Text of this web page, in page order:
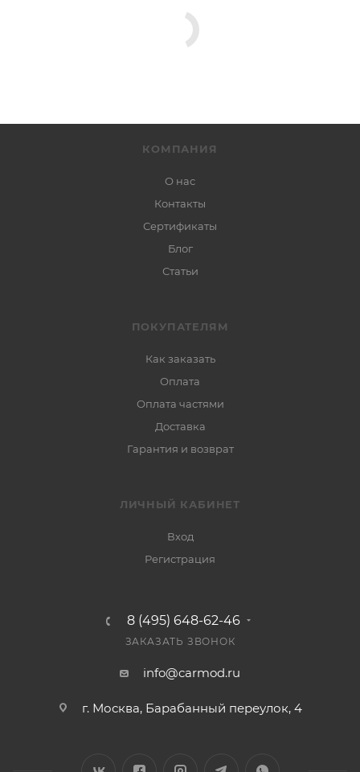
КОМПАНИЯ
О нас
Контакты
Сертификаты
Блог
Статьи
ПОКУПАТЕЛЯМ
Как заказать
Оплата
Оплата частями
Доставка
Гарантия и возврат
ЛИЧНЫЙ КАБИНЕТ
Вход
Регистрация
8 (495) 648-62-46
ЗАКАЗАТЬ ЗВОНОК
info@carmod.ru
г. Москва, Барабанный переулок, 4